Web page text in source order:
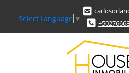
Select Language ▼